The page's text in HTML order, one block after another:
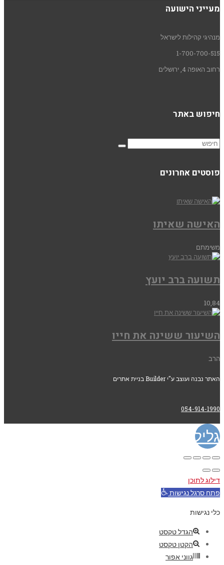
מעייני הישועה
מנהיגי קהילות לישראל
1-700-700-515
רחוב האופה 4, ירושלים
חיפוש באתר
פוסטים אחרונים
האישה שאיתו
משימתם
תשועה ברב יועץ
10,84
השיעור ששינה את חייו
הרב
האתר נבנה ועוצב ע"י Builder בניית אתרים
054-914-1990
גלילה
לראש
העמוד
דילוג לתוכן
פתח סרגל נגישות
כלי נגישות
הגדל טקסט
הקטן טקסט
גווני אפור